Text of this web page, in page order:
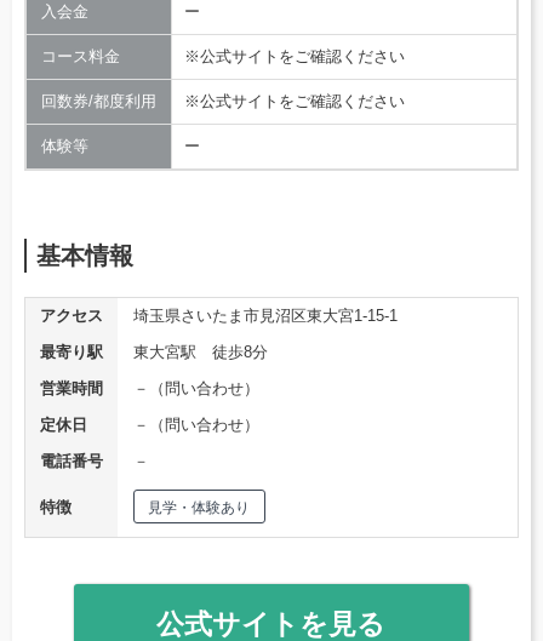
入会金 ー
コース料金 ※公式サイトをご確認ください
回数券/都度利用 ※公式サイトをご確認ください
体験等 ー
基本情報
アクセス
埼玉県さいたま市見沼区東大宮1-15-1
最寄り駅
東大宮駅 徒歩8分
営業時間
－（問い合わせ）
定休日
－（問い合わせ）
電話番号
－
特徴 見学・体験あり
公式サイトを見る